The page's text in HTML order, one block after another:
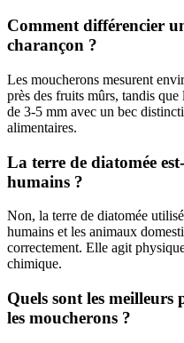
Comment différencier
charançon ?
Les moucherons mesurent
près des fruits mûrs, tandis que
de 3-5 mm avec un bec
alimentaires.
La terre de diatomée
humains ?
Non, la terre de diatomée
humains et les animaux
correctement. Elle agit
chimique.
Quels sont les
les moucherons ?